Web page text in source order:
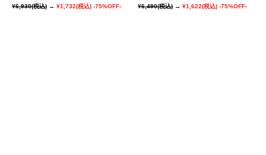
¥6,930(税込) → ¥1,732(税込) -75%OFF-
¥6,490(税込)→¥1,622(税込) -75%OFF-